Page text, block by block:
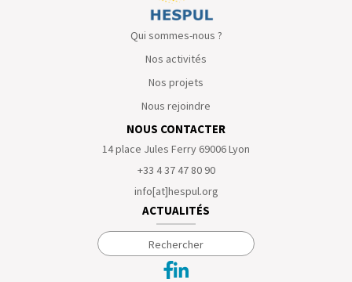
Qui sommes-nous ?
Nos activités
Nos projets
Nous rejoindre
NOUS CONTACTER
14 place Jules Ferry 69006 Lyon
+33 4 37 47 80 90
info[at]hespul.org
ACTUALITÉS